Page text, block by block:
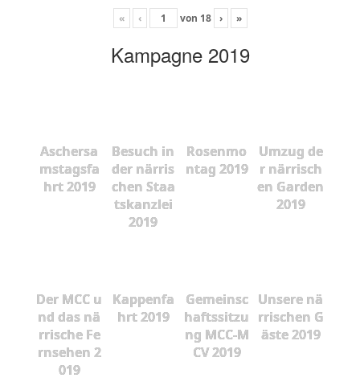
« ‹ von 18 › »
Kampagne 2019
Aschersa
mstagsfa
hrt 2019
Besuch in
der närris
chen Staa
tskanzlei
2019
Rosenmo
ntag 2019
Umzug de
r närrisch
en Garden
2019
Der MCC u
nd das nä
rrische Fe
rnsehen 2
019
Kappenfa
hrt 2019
Gemeinsc
haftssitzu
ng MCC-M
CV 2019
Unsere nä
rrischen G
äste 2019